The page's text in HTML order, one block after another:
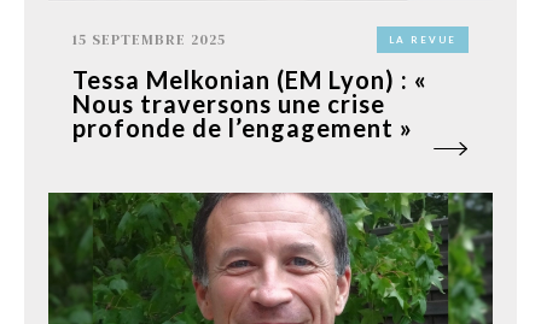
15 SEPTEMBRE 2025 LA REVUE
Tessa Melkonian (EM Lyon) : «
Nous traversons une crise
profonde de l’engagement »